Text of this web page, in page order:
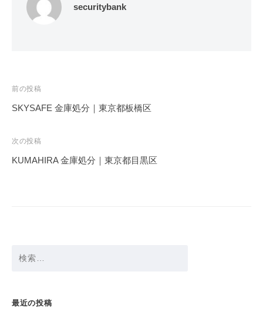
securitybank
投
稿
ビ
ゲ
前の投稿
SKYSAFE 金庫処分｜東京都板橋区
次の投稿
KUMAHIRA 金庫処分｜東京都目黒区
最近の投稿